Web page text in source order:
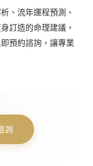
、流年運程預測、
訂造的命理建議，
預約諮詢，讓專業
詢